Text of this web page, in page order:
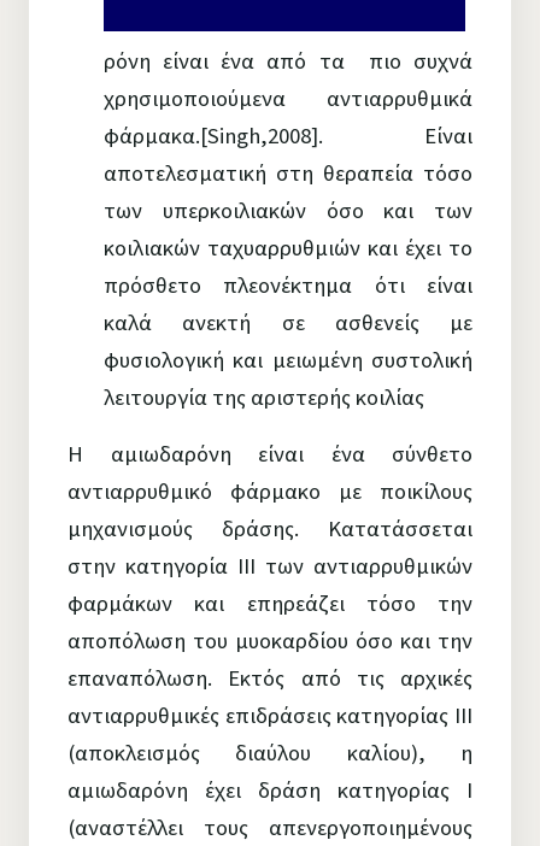
ρόνη είναι ένα από τα πιο συχνά
χρησιμοποιούμενα αντιαρρυθμικά
φάρμακα.[Singh,2008]. Είναι
αποτελεσματική στη θεραπεία τόσο
των υπερκοιλιακών όσο και των
κοιλιακών ταχυαρρυθμιών και έχει το
πρόσθετο πλεονέκτημα ότι είναι
καλά ανεκτή σε ασθενείς με
φυσιολογική και μειωμένη συστολική
λειτουργία της αριστερής κοιλίας
Η αμιωδαρόνη είναι ένα σύνθετο
αντιαρρυθμικό φάρμακο με ποικίλους
μηχανισμούς δράσης. Κατατάσσεται
στην κατηγορία ΙΙΙ των αντιαρρυθμικών
φαρμάκων και επηρεάζει τόσο την
αποπόλωση του μυοκαρδίου όσο και την
επαναπόλωση. Εκτός από τις αρχικές
αντιαρρυθμικές επιδράσεις κατηγορίας ΙΙΙ
(αποκλεισμός διαύλου καλίου), η
αμιωδαρόνη έχει δράση κατηγορίας Ι
(αναστέλλει τους απενεργοποιημένους